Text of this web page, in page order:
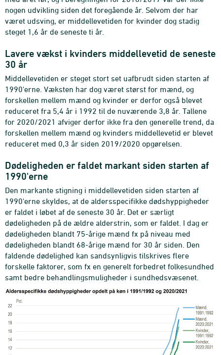
nogen udvikling siden det foregående år. Selvom der har
været udsving, er middellevetiden for kvinder dog stadig
steget 1,6 år de seneste ti år.
Lavere vækst i kvinders middellevetid de seneste
30 år
Middellevetiden er steget stort set uafbrudt siden starten af
1990'erne. Væksten har dog været størst for mænd, og
forskellen mellem mænd og kvinder er derfor også blevet
reduceret fra 5,4 år i 1992 til de nuværende 3,8 år. Tallene
for 2020/2021 afviger derfor ikke fra den generelle trend, da
forskellen mellem mænd og kvinders middellevetid er blevet
reduceret med 0,3 år siden 2019/2020 opgørelsen.
Dødeligheden er faldet markant siden starten af
1990'erne
Den markante stigning i middellevetiden siden starten af
1990'erne skyldes, at de aldersspecifikke dødshyppigheder
er faldet i løbet af de seneste 30 år. Det er særligt
dødeligheden på de ældre alderstrin, som er faldet. I dag er
dødeligheden blandt 75-årige mænd fx på niveau med
dødeligheden blandt 68-årige mænd for 30 år siden. Den
faldende dødelighed kan sandsynligvis tilskrives flere
forskelle faktorer, som fx en generelt forbedret folkesundhed
samt bedre behandlingsmuligheder i sundhedsvæsenet.